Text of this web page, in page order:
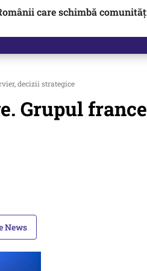
care schimbă
decizii strategice
Grupul
News